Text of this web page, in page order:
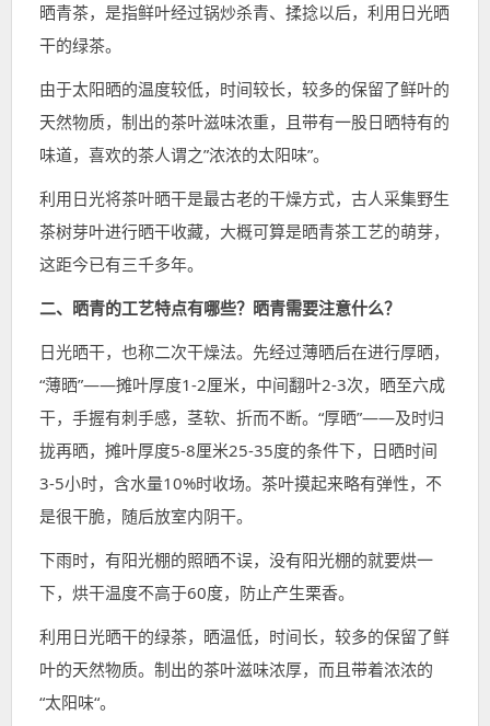
晒青茶，是指鲜叶经过锅炒杀青、揉捻以后，利用日光晒
干的绿茶。
由于太阳晒的温度较低，时间较长，较多的保留了鲜叶的
天然物质，制出的茶叶滋味浓重，且带有一股日晒特有的
味道，喜欢的茶人谓之”浓浓的太阳味”。
利用日光将茶叶晒干是最古老的干燥方式，古人采集野生
茶树芽叶进行晒干收藏，大概可算是晒青茶工艺的萌芽，
这距今已有三千多年。
二、晒青的工艺特点有哪些？晒青需要注意什么？
日光晒干，也称二次干燥法。先经过薄晒后在进行厚晒，
“薄晒”——摊叶厚度1-2厘米，中间翻叶2-3次，晒至六成
干，手握有刺手感，茎软、折而不断。“厚晒”——及时归
拢再晒，摊叶厚度5-8厘米25-35度的条件下，日晒时间
3-5小时，含水量10%时收场。茶叶摸起来略有弹性，不
是很干脆，随后放室内阴干。
下雨时，有阳光棚的照晒不误，没有阳光棚的就要烘一
下，烘干温度不高于60度，防止产生栗香。
利用日光晒干的绿茶，晒温低，时间长，较多的保留了鲜
叶的天然物质。制出的茶叶滋味浓厚，而且带着浓浓的
“太阳味“。